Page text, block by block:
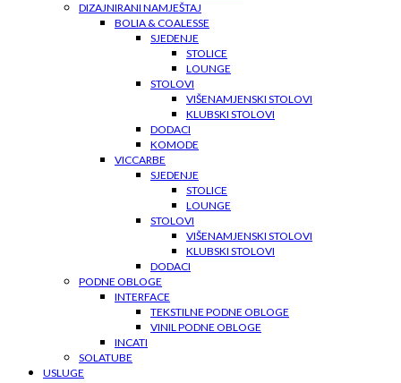
DIZAJNIRANI NAMJEŠTAJ
BOLIA & COALESSE
SJEDENJE
STOLICE
LOUNGE
STOLOVI
VIŠENAMJENSKI STOLOVI
KLUBSKI STOLOVI
DODACI
KOMODE
VICCARBE
SJEDENJE
STOLICE
LOUNGE
STOLOVI
VIŠENAMJENSKI STOLOVI
KLUBSKI STOLOVI
DODACI
PODNE OBLOGE
INTERFACE
TEKSTILNE PODNE OBLOGE
VINIL PODNE OBLOGE
INCATI
SOLATUBE
USLUGE